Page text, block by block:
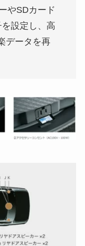
やSDカード
設定し、高
データを再